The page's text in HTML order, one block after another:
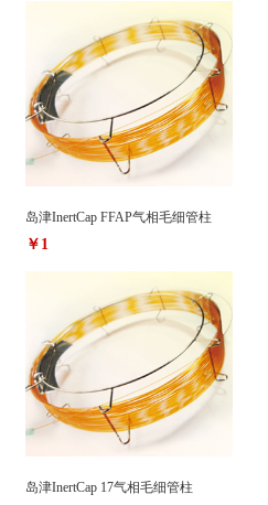
岛津InertCap FFAP气相毛细管柱
￥1
岛津InertCap 17气相毛细管柱